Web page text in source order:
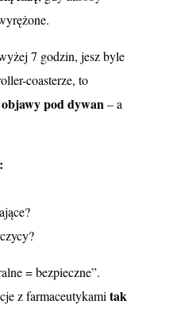
7 godzin, jesz byle
coasterze, to
pod dywan – a
= bezpieczne”.
z farmaceutykami tak